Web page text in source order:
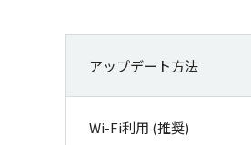
アップデート方法
Wi-Fi利用 (推奨)